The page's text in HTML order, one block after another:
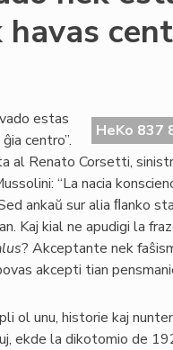
havas
HeKo 837
estas
centro”.
al Renato Corsetti,
“La nacia
ankaŭ sur alia ﬂanko
Kaj kial ne apudigi la
? Akceptante nek
akcepti tian
ol unu, historie kaj
ekde la dikotomio de